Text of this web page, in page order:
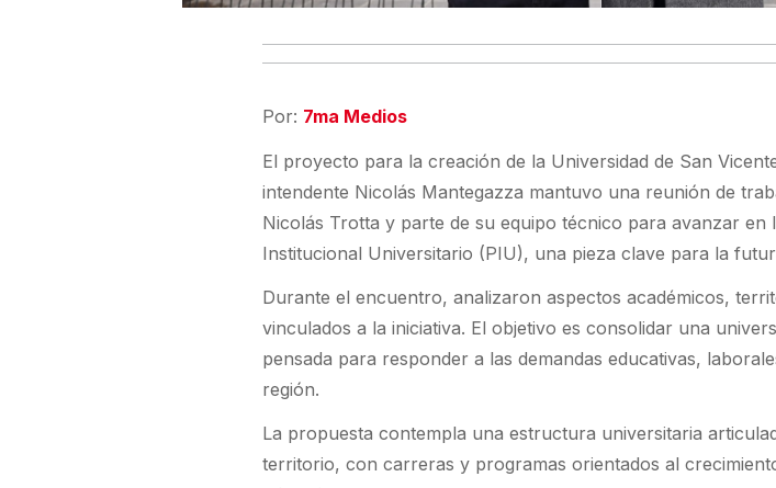
Por: 7ma Medios
El proyecto para la creación de la Universidad de San
intendente Nicolás Mantegazza mantuvo una reunión de
Nicolás Trotta y parte de su equipo técnico para avanzar en
Institucional Universitario (PIU), una pieza clave para la
Durante el encuentro, analizaron aspectos académicos,
vinculados a la iniciativa. El objetivo es consolidar una
pensada para responder a las demandas educativas,
región.
La propuesta contempla una estructura universitaria
territorio, con carreras y programas orientados al